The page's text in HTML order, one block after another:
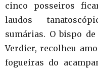
cinco posseiros
laudos
sumárias. O bispo
Verdier, recolheu
fogueiras do